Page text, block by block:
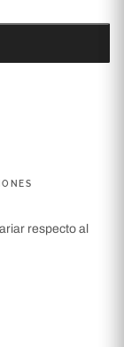
respecto al